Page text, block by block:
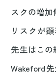
スクの増加
リスクが
先生はこの
Wakeford